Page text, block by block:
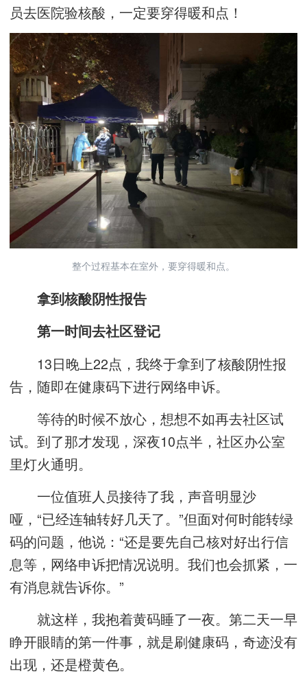
员去医院验核酸，一定要穿得暖和点！
整个过程基本在室外，要穿得暖和点。
拿到核酸阴性报告
第一时间去社区登记
13日晚上22点，我终于拿到了核酸阴性报
告，随即在健康码下进行网络申诉。
等待的时候不放心，想想不如再去社区试
试。到了那才发现，深夜10点半，社区办公室
里灯火通明。
一位值班人员接待了我，声音明显沙
哑，“已经连轴转好几天了。”但面对何时能转绿
码的问题，他说：“还是要先自己核对好出行信
息等，网络申诉把情况说明。我们也会抓紧，一
有消息就告诉你。”
就这样，我抱着黄码睡了一夜。第二天一早
睁开眼睛的第一件事，就是刷健康码，奇迹没有
出现，还是橙黄色。